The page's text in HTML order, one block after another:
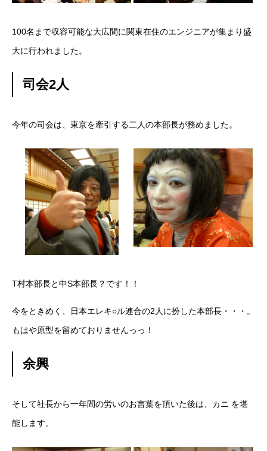
社内システム
社内イベント
福利厚生
ユニーク制度
雰囲気を知る Blog
働く
学ぶ
遊ぶ
社員インタビュー
応募する
新卒採用エントリー
100名まで収容可能な大広間に関東在住のエンジニアが集まり盛
大に行われました。
司会2人
今年の司会は、東京を牽引する二人の本部長が務めました。
T村本部長と中S本部長？です！！
今をときめく、日本エレキ○ル連合の2人に扮した本部長・・・。
もはや原型を留めておりませんっっ！
余興
そして社長から一年間の労いのお言葉を頂いた後は、カニ を堪
能します。